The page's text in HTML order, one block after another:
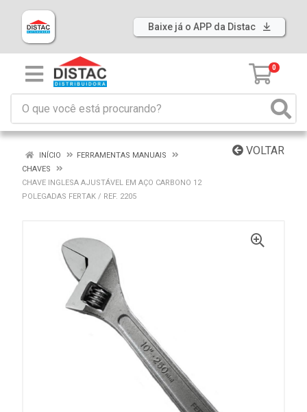
Baixe já o APP da Distac
0
VOLTAR
INÍCIO
FERRAMENTAS MANUAIS
CHAVES
CHAVE INGLESA AJUSTÁVEL EM AÇO CARBONO 12
POLEGADAS FERTAK / REF. 2205